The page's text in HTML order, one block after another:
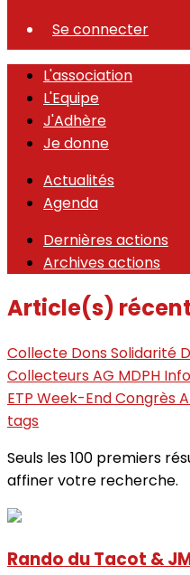
Se connecter
L'association
L'Equipe
J'Adhère
Je donne
Actualités
Agenda
Dernières actions
Archives actions
Article(s)
Collecte DonsSolidarité
CollecteursAG MDPH
ETP Week-EndCongrès
tags
Seuls les 100 premiers
affiner votre recherche.
Rando du Tacot &